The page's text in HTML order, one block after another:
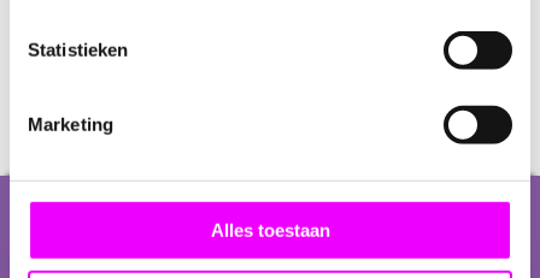
Statistieken
Marketing
Alles toestaan
Prijs:
Assortiment:
Verschillende uitvoeringen, geleverd
Over ons